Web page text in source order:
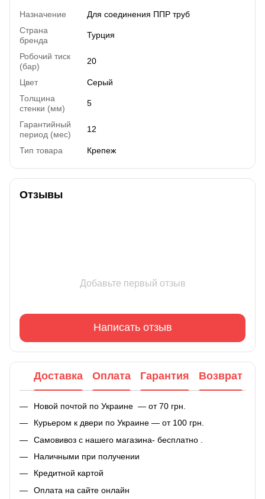
Назначение
Для соединения ППР труб
Страна
бренда
Турция
Робочий тиск
(бар)
20
Цвет
Серый
Толщина
стенки (мм)
5
Гарантийный
период (мес)
12
Тип товара Крепеж
Отзывы
Добавьте первый отзыв
Написать отзыв
Доставка Оплата Гарантия Возврат
Новой почтой по Украине — от 70 грн.
Курьером к двери по Украине — от 100 грн.
Самовивоз с нашего магазина- бесплатно .
Наличными при получении
Кредитной картой
Оплата на сайте онлайн